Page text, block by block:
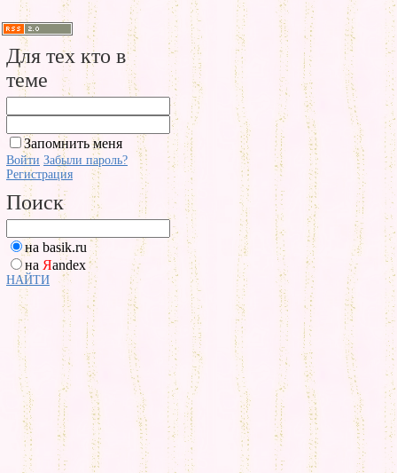
Для тех кто в
теме
Запомнить меня
Войти Забыли пароль?
Регистрация
Поиск
на basik.ru
на Яandex
НАЙТИ